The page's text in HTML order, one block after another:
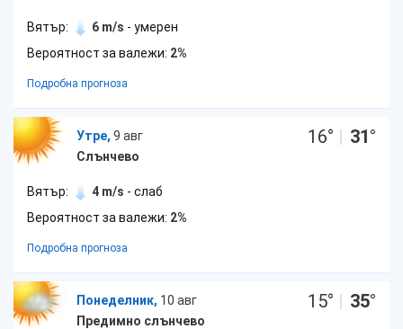
Вятър: 6 m/s - умерен
Вероятност за валежи: 2%
Подробна прогноза
Утре, 9 авг
Слънчево
16° | 31°
Вятър: 4 m/s - слаб
Вероятност за валежи: 2%
Подробна прогноза
Понеделник, 10 авг
Предимно слънчево
15° | 35°